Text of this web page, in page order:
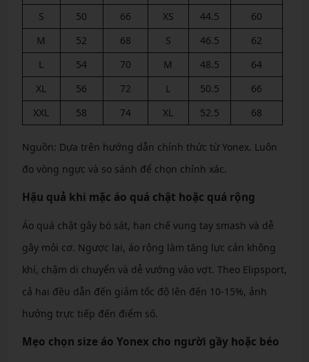
S 50 66 XS 44.5
60
M
52 68 S 46.5
62
L
54 70 M 48.5
64
XL
56 72 L 50.5
66
XXL
58 74 XL 52.5 68
Nguồn: Dựa trên hướng dẫn chính thức từ Yonex. Luôn
đo vòng ngực và so sánh để chọn chính xác.
Hậu quả khi mặc áo quá chật hoặc quá rộng
Áo quá chật gây bó sát, hạn chế vung tay smash và dễ
gây mỏi cơ. Ngược lại, áo rộng làm tăng lực cản không
khí, chậm di chuyển và dễ vướng vào vợt. Theo Elipsport,
cả hai đều dẫn đến giảm tốc độ lên đến 10-15%, ảnh
hưởng trực tiếp đến điểm số.
Mẹo chọn size áo Yonex cho người gầy hoặc béo